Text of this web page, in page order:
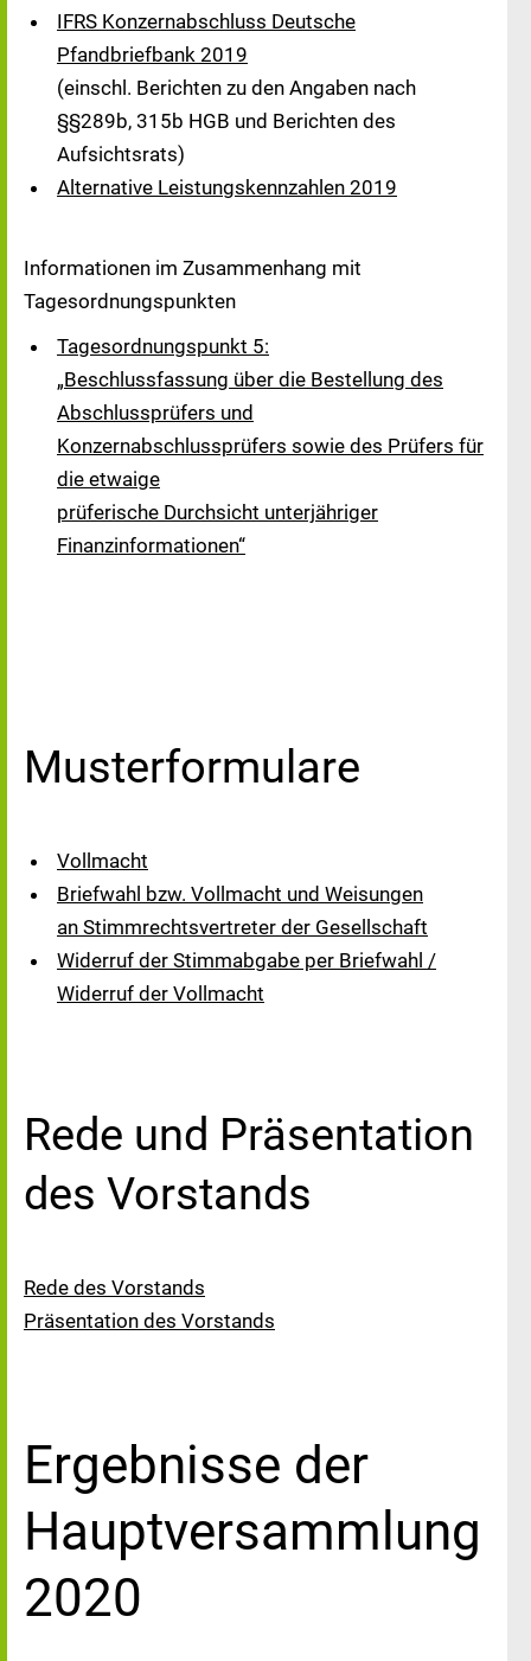
IFRS Konzernabschluss Deutsche
Pfandbriefbank 2019
(einschl. Berichten zu den Angaben nach
§§289b, 315b HGB und Berichten des
Aufsichtsrats)
Alternative Leistungskennzahlen 2019
Informationen im Zusammenhang mit
Tagesordnungspunkten
Tagesordnungspunkt 5:
„Beschlussfassung über die Bestellung des
Abschlussprüfers und
Konzernabschlussprüfers sowie des Prüfers für
die etwaige
prüferische Durchsicht unterjähriger
Finanzinformationen“
Musterformulare
Vollmacht
Briefwahl bzw. Vollmacht und Weisungen
an Stimmrechtsvertreter der Gesellschaft
Widerruf der Stimmabgabe per Briefwahl /
Widerruf der Vollmacht
Rede und Präsentation
des Vorstands
Rede des Vorstands
Präsentation des Vorstands
Ergebnisse der
Hauptversammlung
2020